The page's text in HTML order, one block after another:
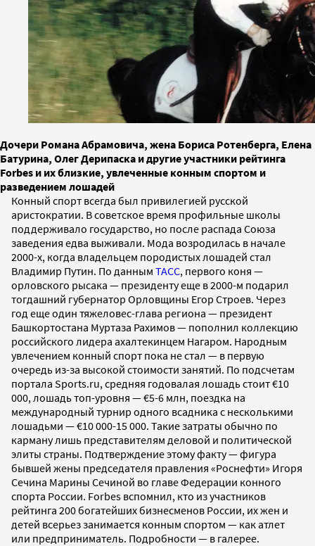
Дочери Романа Абрамовича, жена Бориса Ротенберга, Елена
Батурина, Олег Дерипаска и другие участники рейтинга
Forbes и их близкие, увлеченные конным спортом и
разведением лошадей
Конный спорт всегда был привилегией русской
аристократии. В советское время профильные школы
поддерживало государство, но после распада Союза
заведения едва выживали. Мода возродилась в начале
2000-х, когда владельцем породистых лошадей стал
Владимир Путин. По данным ТАСС, первого коня —
орловского рысака — президенту еще в 2000-м подарил
тогдашний губернатор Орловщины Егор Строев. Через
год еще один тяжеловес-глава региона — президент
Башкортостана Муртаза Рахимов — пополнил коллекцию
российского лидера ахалтекинцем Нагаром. Народным
увлечением конный спорт пока не стал — в первую
очередь из-за высокой стоимости занятий. По подсчетам
портала Sports.ru, средняя годовалая лошадь стоит €10
000, лошадь топ-уровня — €5-6 млн, поездка на
международный турнир одного всадника с несколькими
лошадьми — €10 000-15 000. Такие затраты обычно по
карману лишь представителям деловой и политической
элиты страны. Подтверждение этому факту — фигура
бывшей жены председателя правления «Роснефти» Игоря
Сечина Марины Сечиной во главе Федерации конного
спорта России. Forbes вспомнил, кто из участников
рейтинга 200 богатейших бизнесменов России, их жен и
детей всерьез занимается конным спортом — как атлет
или предприниматель. Подробности — в галерее.